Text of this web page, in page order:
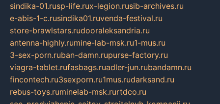
sindika-01.rusp-life.rux-legion.rusib-archives.ru
e-abis-1-c.rusindika01.ruvenda-festival.ru
store-brawlstars.rudooraleksandria.ru
antenna-highly.rumine-lab-msk.ru1-mus.ru
3-sex-porn.ruban-damn.rupurse-factory.ru
viagra-tablet.rufasbags.ruadler-jun.rubandamn.ru
fincontech.ru3sexporn.ru1mus.rudarksand.ru
rebus-toys.ruminelab-msk.rurtdco.ru